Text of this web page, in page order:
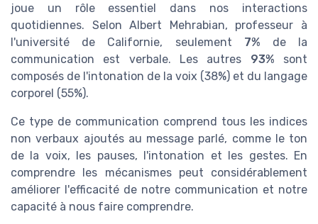
joue un rôle essentiel dans nos interactions
quotidiennes. Selon Albert Mehrabian, professeur à
l'université de Californie, seulement 7% de la
communication est verbale. Les autres 93% sont
composés de l'intonation de la voix (38%) et du langage
corporel (55%).
Ce type de communication comprend tous les indices
non verbaux ajoutés au message parlé, comme le ton
de la voix, les pauses, l'intonation et les gestes. En
comprendre les mécanismes peut considérablement
améliorer l'efficacité de notre communication et notre
capacité à nous faire comprendre.